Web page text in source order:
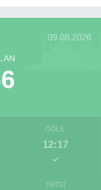
09.08.2026
ÖĞLE
12:17
YATSI